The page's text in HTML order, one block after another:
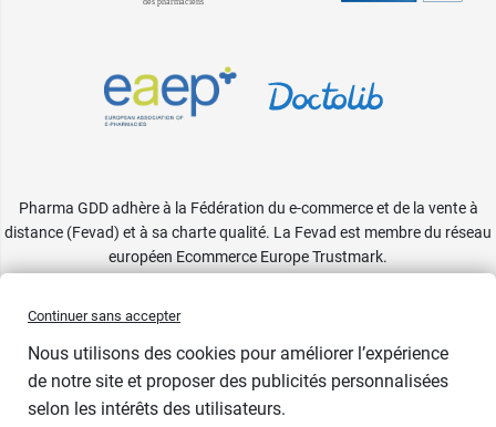
Pharma GDD adhère à la Fédération du e-commerce et de la vente à
distance (Fevad) et à sa charte qualité. La Fevad est membre du réseau
européen Ecommerce Europe Trustmark.
Continuer sans accepter
Nous utilisons des cookies pour améliorer l’expérience
de notre site et proposer des publicités personnalisées
selon les intérêts des utilisateurs.